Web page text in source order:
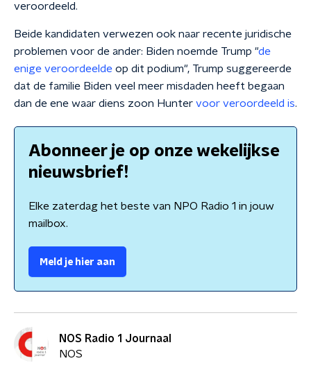
veroordeeld.
Beide kandidaten verwezen ook naar recente juridische
problemen voor de ander: Biden noemde Trump "de
enige veroordeelde op dit podium", Trump suggereerde
dat de familie Biden veel meer misdaden heeft begaan
dan de ene waar diens zoon Hunter voor veroordeeld is.
Abonneer je op onze wekelijkse
nieuwsbrief!
Elke zaterdag het beste van NPO Radio 1 in jouw
mailbox.
Meld je hier aan
NOS Radio 1 Journaal
NOS